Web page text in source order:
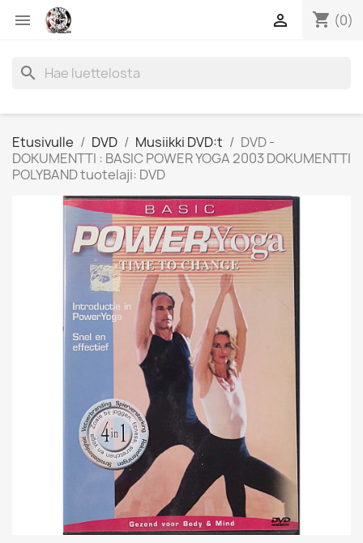
 shopping_cart (0)

search
Etusivulle DVD Musiikki DVD:t
DVD -
DOKUMENTTI : BASIC POWER YOGA 2003 DOKUMENTTI
POLYBAND tuotelaji: DVD